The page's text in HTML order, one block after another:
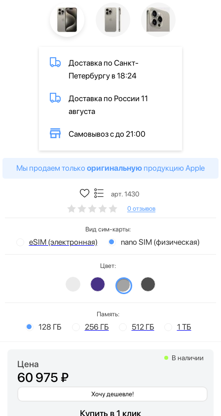
Доставка по Санкт-
Петербургу в 18:24
Доставка по России 11
августа
Самовывоз с до 21:00
Мы продаем только оригинальную продукцию Apple
арт. 1430
0 отзывов
Вид сим-карты:
eSIM (электронная) nano SIM (физическая)
Цвет:
Память:
128 ГБ 256 ГБ 512 ГБ 1 ТБ
Цена
60 975 ₽
Хочу дешевле!
В наличии
Купить в 1 клик